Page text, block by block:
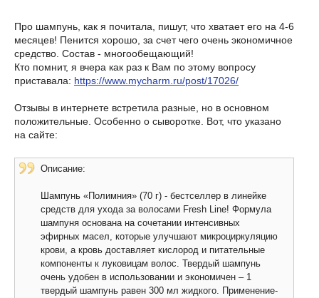
Про шампунь, как я почитала, пишут, что хватает его на 4-6
месяцев! Пенится хорошо, за счет чего очень экономичное
средство. Состав - многообещающий!
Кто помнит, я вчера как раз к Вам по этому вопросу
приставала: https://www.mycharm.ru/post/17026/
Отзывы в интернете встретила разные, но в основном
положительные. Особенно о сыворотке. Вот, что указано
на сайте:
Описание:
Шампунь «Полимния» (70 г) - бестселлер в линейке
средств для ухода за волосами Fresh Line! Формула
шампуня основана на сочетании интенсивных
эфирных масел, которые улучшают микроциркуляцию
крови, а кровь доставляет кислород и питательные
компоненты к луковицам волос. Твердый шампунь
очень удобен в использовании и экономичен – 1
твердый шампунь равен 300 мл жидкого. Применение-